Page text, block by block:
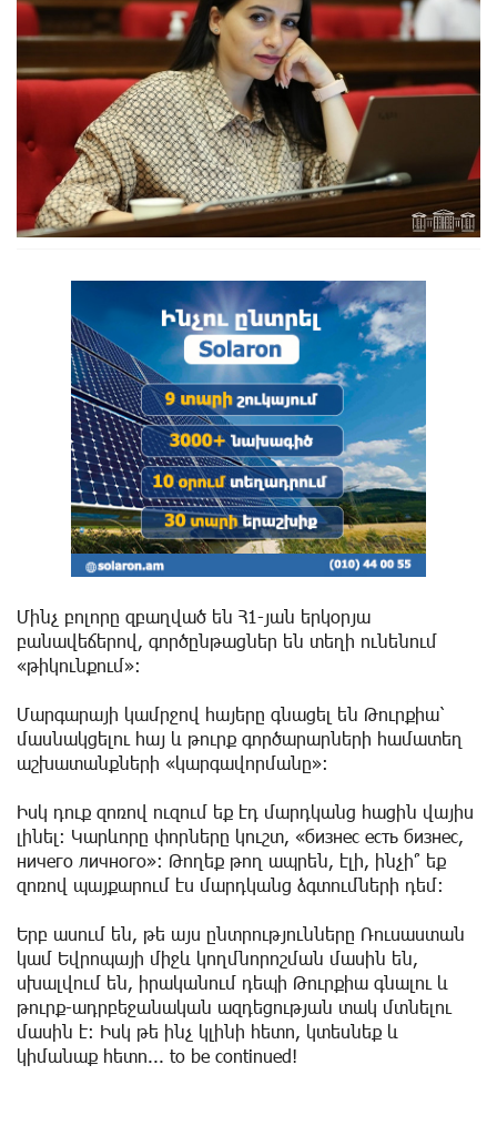
Մինչ բոլորը զբաղված են Հ1-յան երկօրյա
բանավեճերով, գործընթացներ են տեղի ունենում
«թիկունքում»։
Մարգարայի կամրջով հայերը գնացել են Թուրքիա՝
մասնակցելու հայ և թուրք գործարարների համատեղ
աշխատանքների «կարգավորմանը»։
Իսկ դուք զոռով ուզում եք էդ մարդկանց հացին վայիս
լինել։ Կարևորը փորները կուշտ, «бизнес есть бизнес,
ничего личного»։ Թողեք թող ապրեն, էլի, ինչի՞ եք
զոռով պայքարում էս մարդկանց ձգտումների դեմ։
Երբ ասում են, թե այս ընտրությունները Ռուսաստան
կամ Եվրոպայի միջև կողմնորոշման մասին են,
սխալվում են, իրականում դեպի Թուրքիա գնալու և
թուրք-ադրբեջանական ազդեցության տակ մտնելու
մասին է։ Իսկ թե ինչ կլինի հետո, կտեսնեք և
կիմանաք հետո... to be continued!